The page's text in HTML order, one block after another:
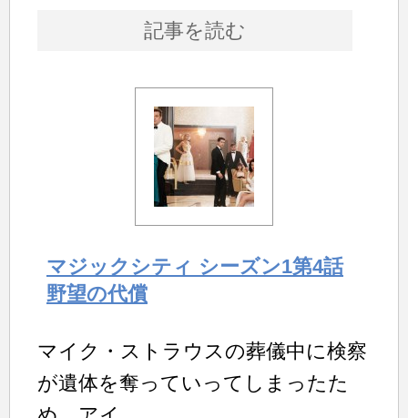
記事を読む
マジックシティ シーズン1第4話
野望の代償
マイク・ストラウスの葬儀中に検察
が遺体を奪っていってしまったた